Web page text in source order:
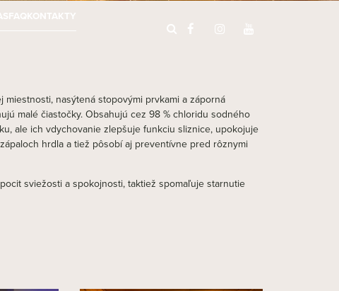
FAQKONTAKTY
nasýtená stopovými prvkami a záporná
malé čiastočky. Obsahujú cez 98 % chloridu sodného
ale ich vdychovanie zlepšuje funkciu sliznice, upokojuje
hrdla a tiež pôsobí aj preventívne pred rôznymi
sviežosti a spokojnosti, taktiež spomaľuje starnutie